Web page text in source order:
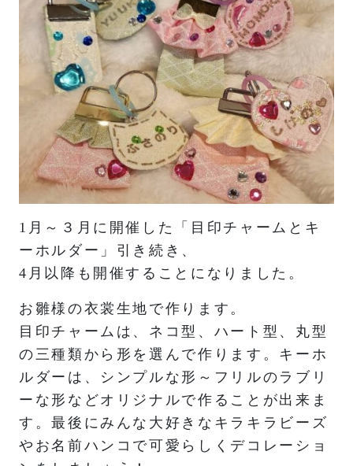
1月～３月に開催した「目印チャームとキ
ーホルダー」引き続き、
4月以降も開催することになりました。
お雛様の衣裳生地で作ります。
目印チャームは、ネコ型、ハート型、丸型
の三種類から形を選んで作ります。キーホ
ルダーは、シンプルな形～フリルのラブリ
ーな形などオリジナルで作ることが出来ま
す。最後にみんな大好きなキラキラビーズ
やお名前ハンコで可愛らしくデコレーショ